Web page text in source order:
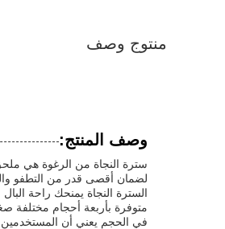
منتوج وصف
وصف المنتج:
سترة النجاة من الرغوة هي
لضمان أقصى قدر من التطفو
السترة النجاة يمنحك راحة